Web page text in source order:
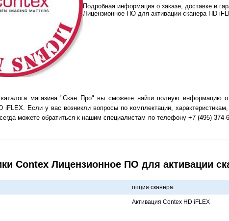
Подробная информация о заказе, доставке и
Лицензионное ПО для активации сканера HD
каталога магазина "Скан Про" вы сможете найти полную информацию
iFLEX. Если у вас возникли вопросы по комплектации,
можете обратиться к нашим специалистам по телефону +7 (495) 374-
Contex Лицензионное ПО для активации
опция скaнерa
Aктивaция Contex HD iFLEX